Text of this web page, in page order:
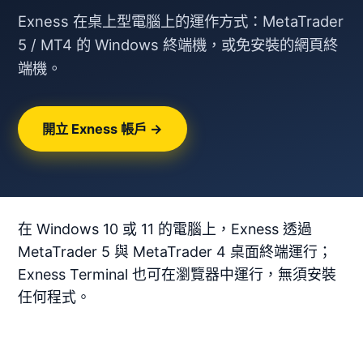
Exness 在桌上型電腦上的運作方式：MetaTrader
5 / MT4 的 Windows 終端機，或免安裝的網頁終
端機。
開立 Exness 帳戶 →
在 Windows 10 或 11 的電腦上，Exness 透過
MetaTrader 5 與 MetaTrader 4 桌面終端運行；
Exness Terminal 也可在瀏覽器中運行，無須安裝
任何程式。